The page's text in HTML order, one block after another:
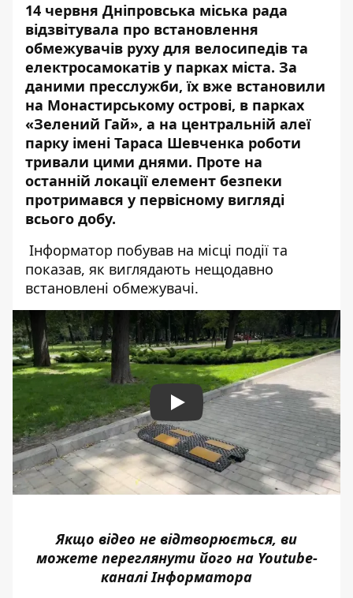
14 червня Дніпровська міська рада
відзвітувала про встановлення
обмежувачів руху для велосипедів та
електросамокатів у парках міста. За
даними пресслужби, їх вже встановили
на Монастирському острові, в парках
«Зелений Гай», а на центральній алеї
парку імені Тараса Шевченка роботи
тривали цими днями. Проте на
останній локації елемент безпеки
протримався у первісному вигляді
всього добу.
Інформатор побував на місці події та
показав, як виглядають нещодавно
встановлені обмежувачі.
Play
Якщо відео не відтворюється, ви
можете переглянути його на Youtube-
каналі Інформатора